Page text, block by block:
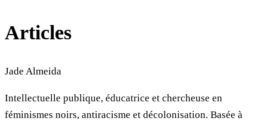
Articles
Jade Almeida
Intellectuelle publique, éducatrice et chercheuse en
féminismes noirs, antiracisme et décolonisation. Basée à